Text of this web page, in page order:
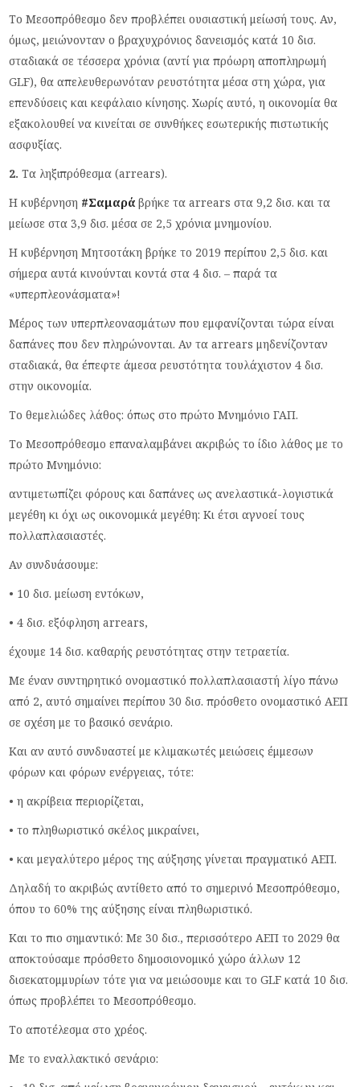
Το Μεσοπρόθεσμο δεν προβλέπει ουσιαστική μείωσή τους. Αν,
όμως, μειώνονταν ο βραχυχρόνιος δανεισμός κατά 10 δισ.
σταδιακά σε τέσσερα χρόνια (αντί για πρόωρη αποπληρωμή
GLF), θα απελευθερωνόταν ρευστότητα μέσα στη χώρα, για
επενδύσεις και κεφάλαιο κίνησης. Χωρίς αυτό, η οικονομία θα
εξακολουθεί να κινείται σε συνθήκες εσωτερικής πιστωτικής
ασφυξίας.
2. Τα ληξιπρόθεσμα (arrears).
Η κυβέρνηση #Σαμαρά βρήκε τα arrears στα 9,2 δισ. και τα
μείωσε στα 3,9 δισ. μέσα σε 2,5 χρόνια μνημονίου.
Η κυβέρνηση Μητσοτάκη βρήκε το 2019 περίπου 2,5 δισ. και
σήμερα αυτά κινούνται κοντά στα 4 δισ. – παρά τα
«υπερπλεονάσματα»!
Μέρος των υπερπλεονασμάτων που εμφανίζονται τώρα είναι
δαπάνες που δεν πληρώνονται. Αν τα arrears μηδενίζονταν
σταδιακά, θα έπεφτε άμεσα ρευστότητα τουλάχιστον 4 δισ.
στην οικονομία.
Το θεμελιώδες λάθος: όπως στο πρώτο Μνημόνιο ΓΑΠ.
Το Μεσοπρόθεσμο επαναλαμβάνει ακριβώς το ίδιο λάθος με το
πρώτο Μνημόνιο:
αντιμετωπίζει φόρους και δαπάνες ως ανελαστικά-λογιστικά
μεγέθη κι όχι ως οικονομικά μεγέθη: Κι έτσι αγνοεί τους
πολλαπλασιαστές.
Αν συνδυάσουμε:
• 10 δισ. μείωση εντόκων,
• 4 δισ. εξόφληση arrears,
έχουμε 14 δισ. καθαρής ρευστότητας στην τετραετία.
Με έναν συντηρητικό ονομαστικό πολλαπλασιαστή λίγο πάνω
από 2, αυτό σημαίνει περίπου 30 δισ. πρόσθετο ονομαστικό ΑΕΠ
σε σχέση με το βασικό σενάριο.
Και αν αυτό συνδυαστεί με κλιμακωτές μειώσεις έμμεσων
φόρων και φόρων ενέργειας, τότε:
• η ακρίβεια περιορίζεται,
• το πληθωριστικό σκέλος μικραίνει,
• και μεγαλύτερο μέρος της αύξησης γίνεται πραγματικό ΑΕΠ.
Δηλαδή το ακριβώς αντίθετο από το σημερινό Μεσοπρόθεσμο,
όπου το 60% της αύξησης είναι πληθωριστικό.
Και το πιο σημαντικό: Με 30 δισ., περισσότερο ΑΕΠ το 2029 θα
αποκτούσαμε πρόσθετο δημοσιονομικό χώρο άλλων 12
δισεκατομμυρίων τότε για να μειώσουμε και το GLF κατά 10 δισ.
όπως προβλέπει το Μεσοπρόθεσμο.
Το αποτέλεσμα στο χρέος.
Με το εναλλακτικό σενάριο: